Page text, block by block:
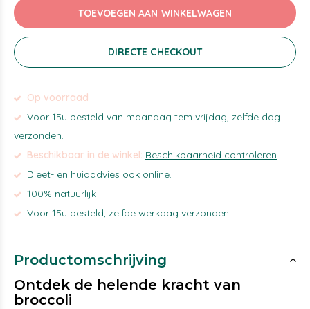
TOEVOEGEN AAN WINKELWAGEN
DIRECTE CHECKOUT
Op voorraad
Voor 15u besteld van maandag tem vrijdag, zelfde dag
verzonden.
Beschikbaar in de winkel: Beschikbaarheid controleren
Dieet- en huidadvies ook online.
100% natuurlijk
Voor 15u besteld, zelfde werkdag verzonden.
Productomschrijving
Ontdek de helende kracht van
broccoli